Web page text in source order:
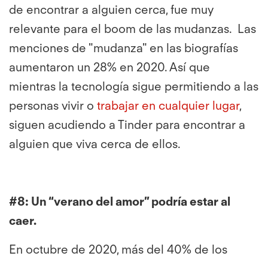
de encontrar a alguien cerca, fue muy
relevante para el boom de las mudanzas. Las
menciones de "mudanza" en las biografías
aumentaron un 28% en 2020. Así que
mientras la tecnología sigue permitiendo a las
personas vivir o trabajar en cualquier lugar,
siguen acudiendo a Tinder para encontrar a
alguien que viva cerca de ellos.
#8: Un “verano del amor” podría estar al
caer.
En octubre de 2020, más del 40% de los